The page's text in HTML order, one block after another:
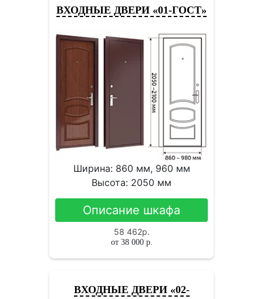
ВХОДНЫЕ ДВЕРИ «01-ГОСТ»
Ширина: 860 мм, 960 мм
Высота: 2050 мм
Описание шкафа
58 462р.
от 38 000р.
ВХОДНЫЕ ДВЕРИ «02-